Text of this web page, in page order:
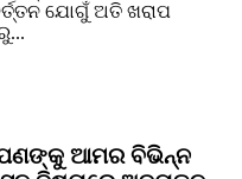
ଯୋଗୁଁ ଅତି ଖରାପ
ଆମର ବିଭିନ୍ନ